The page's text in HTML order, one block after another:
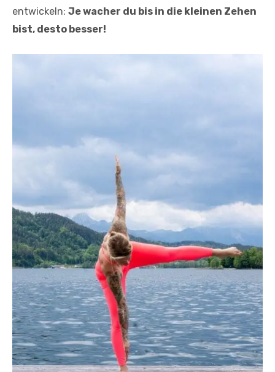
entwickeln: Je wacher du bis in die kleinen Zehen
bist, desto besser!